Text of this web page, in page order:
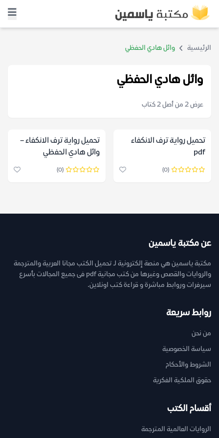
الرئيسية وائل هادي الحفظي
وائل هادي الحفظي
عرض 2 من أصل 2 كتاب
تحميل رواية ترف الانكفاء
pdf
(0)
تحميل رواية ترف الانكفاء –
وائل هادي الحفظي
(0)
عن مكتبة ياسمين
مكتبة ياسمين هي منصة إلكترونية لـ تحميل الكتب مجانا العربية والمترجمة
والروايات والقصص وغيرها من كتب مجانية pdf فى جميع المجالات بأسرع
سيرفرات وروابط مباشرة و قراءة كتب اونلاين.
روابط سريعة
من نحن
سياسة الخصوصية
الشروط والأحكام
حقوق الملكية الفكرية
أقسام الكتب
الروايات العالمية المترجمة